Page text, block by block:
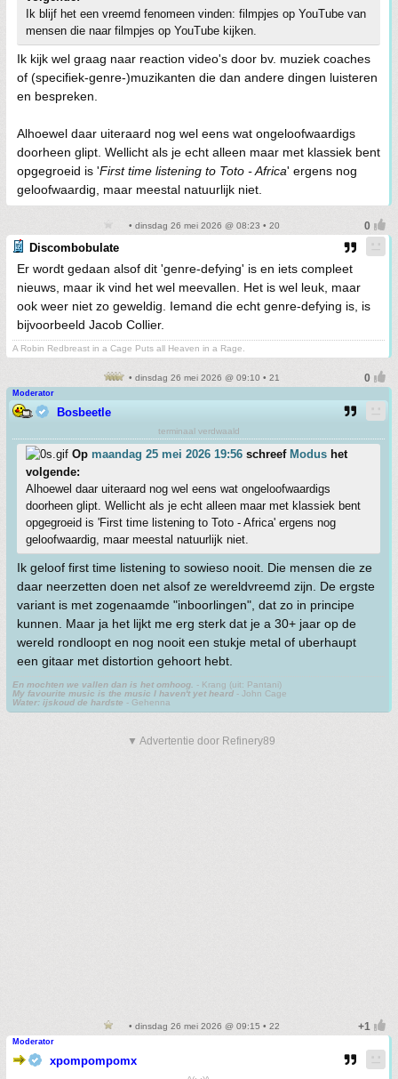
Ik blijf het een vreemd fenomeen vinden: filmpjes op YouTube van
mensen die naar filmpjes op YouTube kijken.
Ik kijk wel graag naar reaction video's door bv. muziek coaches
of (specifiek-genre-)muzikanten die dan andere dingen luisteren
en bespreken.
Alhoewel daar uiteraard nog wel eens wat ongeloofwaardigs
doorheen glipt. Wellicht als je echt alleen maar met klassiek bent
opgegroeid is 'First time listening to Toto - Africa' ergens nog
geloofwaardig, maar meestal natuurlijk niet.
• dinsdag 26 mei 2026 @ 08:23 • 20
Discombobulate
Er wordt gedaan alsof dit 'genre-defying' is en iets compleet
nieuws, maar ik vind het wel meevallen. Het is wel leuk, maar
ook weer niet zo geweldig. Iemand die echt genre-defying is, is
bijvoorbeeld Jacob Collier.
A Robin Redbreast in a Cage Puts all Heaven in a Rage.
• dinsdag 26 mei 2026 @ 09:10 • 21
Moderator
Bosbeetle
terminaal verdwaald
Op maandag 25 mei 2026 19:56 schreef Modus het
volgende:
Alhoewel daar uiteraard nog wel eens wat ongeloofwaardigs
doorheen glipt. Wellicht als je echt alleen maar met klassiek bent
opgegroeid is 'First time listening to Toto - Africa' ergens nog
geloofwaardig, maar meestal natuurlijk niet.
Ik geloof first time listening to sowieso nooit. Die mensen die ze
daar neerzetten doen net alsof ze wereldvreemd zijn. De ergste
variant is met zogenaamde "inboorlingen", dat zo in principe
kunnen. Maar ja het lijkt me erg sterk dat je a 30+ jaar op de
wereld rondloopt en nog nooit een stukje metal of uberhaupt
een gitaar met distortion gehoort hebt.
En mochten we vallen dan is het omhoog.
- Krang (uit: Pantani)
My favourite music is the music I haven't yet heard - John Cage
Water: ijskoud de hardste - Gehenna
▼ Advertentie door Refinery89
• dinsdag 26 mei 2026 @ 09:15 • 22
Moderator
xpompompomx